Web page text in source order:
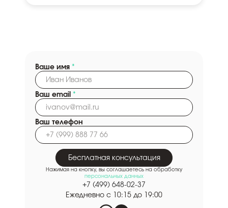
Ваше имя *
Ваш email *
Ваш телефон
Бесплатная консультация
Нажимая на кнопку, вы соглашаетесь на обработку
персональных данных
+7 (499) 648-02-37
Ежедневно с 10:15 до 19:00